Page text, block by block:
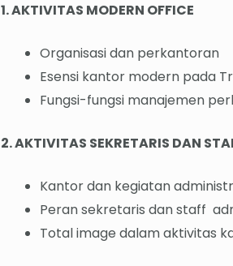
1. AKTIVITAS MODERN OFFICE
Organisasi dan perkantoran
Esensi kantor modern pada
Fungsi-fungsi manajemen
2. AKTIVITAS SEKRETARIS DAN
Kantor dan kegiatan
Peran sekretaris dan staff
Total image dalam aktivitas